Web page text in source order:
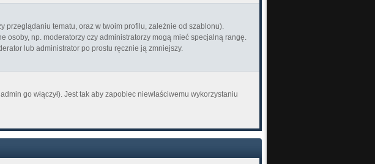
przeglądaniu tematu, oraz w twoim profilu, zależnie od szablonu).
osoby, np. moderatorzy czy administratorzy mogą mieć specjalną rangę.
lub administrator po prostu ręcznie ją zmniejszy.
go włączył). Jest tak aby zapobiec niewłaściwemu wykorzystaniu